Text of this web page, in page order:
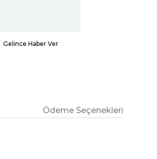
Gelince Haber Ver
Ödeme Seçenekleri